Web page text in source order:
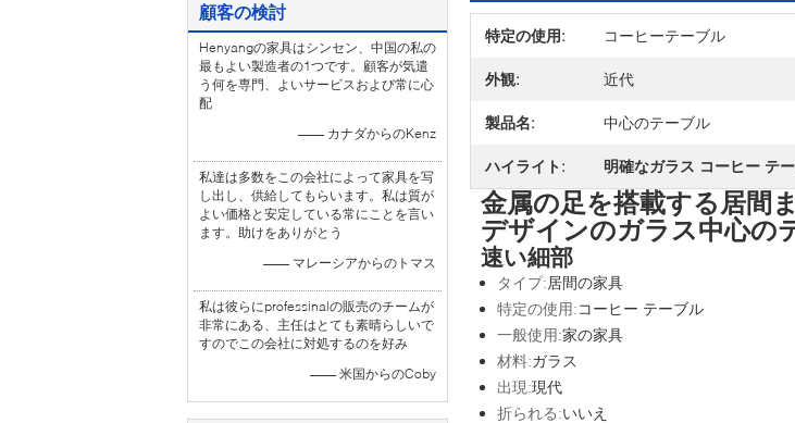
顧客の検討
Henyangの家具はシンセン、中国の私の
最もよい製造者の1つです。顧客が気遣
う何を専門、よいサービスおよび常に心
配
—— カナダからのKenz
私達は多数をこの会社によって家具を写
し出し、供給してもらいます。私は質が
よい価格と安定している常にことを言い
ます。助けをありがとう
—— マレーシアからのトマス
私は彼らにprofessinalの販売のチームが
非常にある、主任はとても素晴らしいで
すのでこの会社に対処するのを好み
—— 米国からのCoby
特定の使用: コーヒーテーブル
外観: 近代
製品名: 中心のテーブル
ハイライト: 明確なガラス コーヒー テ
金属の足を搭載する居間
デザインのガラス中心の
速い細部
タイプ:居間の家具
特定の使用:コーヒー テーブル
一般使用:家の家具
材料:ガラス
出現:現代
折られる:いいえ